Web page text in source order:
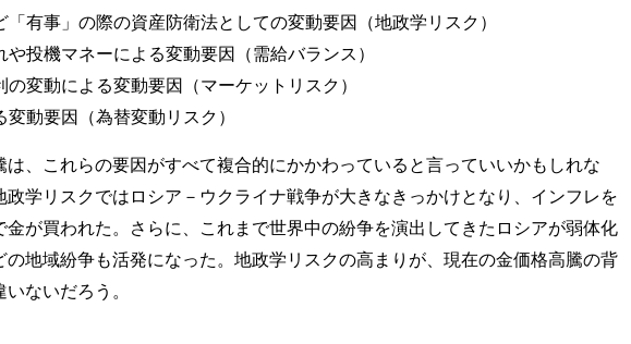
「有事」の際の資産防衛法としての変動要因（地政学リスク）
や投機マネーによる変動要因（需給バランス）
の変動による変動要因（マーケットリスク）
動要因（為替変動リスク）
は、これらの要因がすべて複合的にかかわっていると言っていいかもしれな
政学リスクではロシア－ウクライナ戦争が大きなきっかけとなり、インフレを
金が買われた。さらに、これまで世界中の紛争を演出してきたロシアが弱体化
の地域紛争も活発になった。地政学リスクの高まりが、現在の金価格高騰の背
ないだろう。